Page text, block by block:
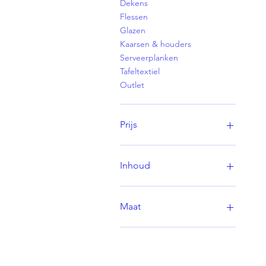
Dekens
Flessen
Glazen
Kaarsen & houders
Serveerplanken
Tafeltextiel
Outlet
Prijs
€ 8
Inhoud
0.75 liter
1.25 liter
Small - 240 ml
Maat
Medium